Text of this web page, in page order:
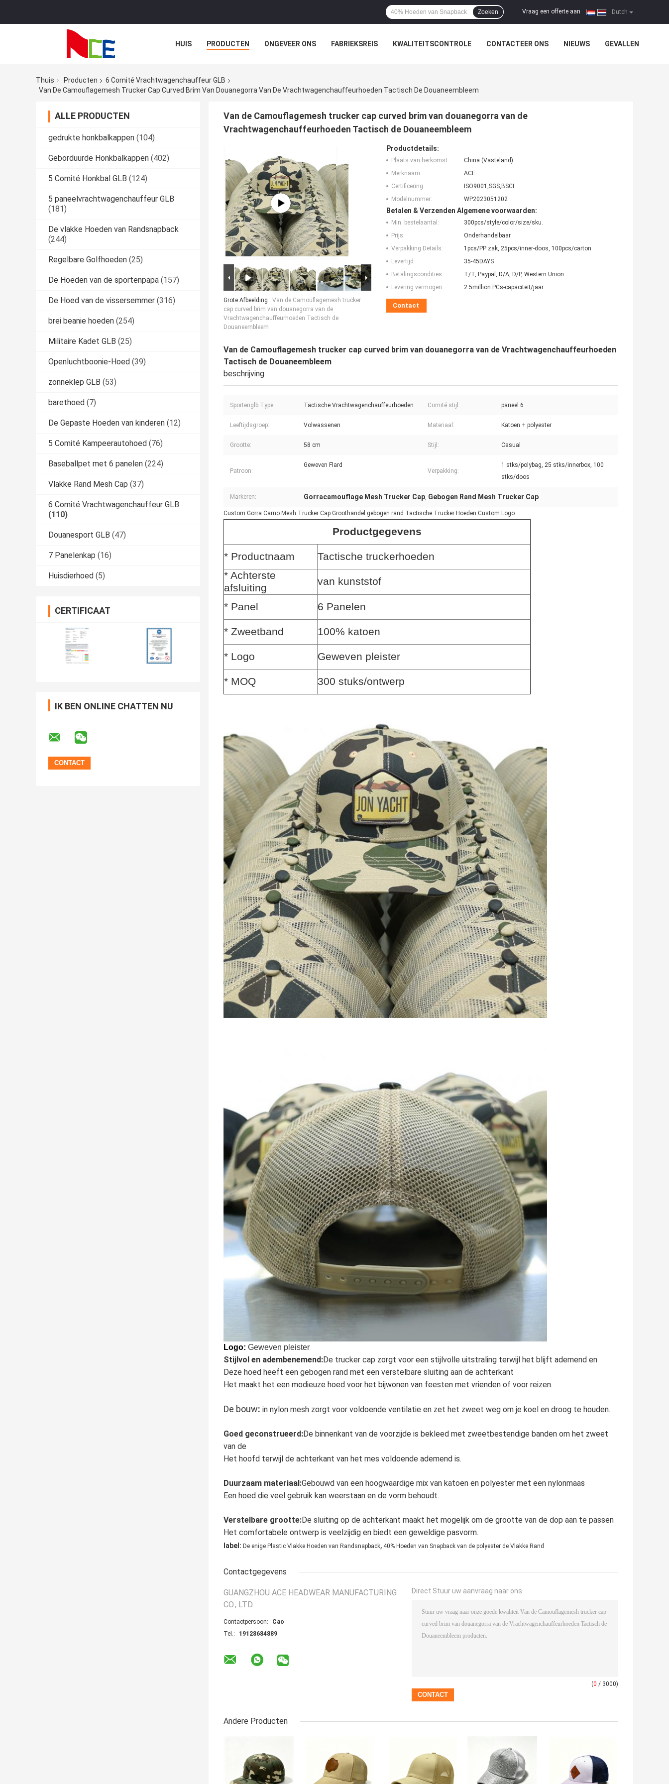
Dutch
Vraag een offerte aan
Zoeken
HUIS PRODUCTEN ONGEVEER ONS FABRIEKSREIS KWALITEITSCONTROLE CONTACTEER ONS NIEUWS GEVALLEN
Thuis Producten
6 Comité Vrachtwagenchauffeur GLB
Van De Camouflagemesh Trucker Cap Curved Brim Van Douanegorra Van De Vrachtwagenchauffeurhoeden Tactisch De Douaneembleem
ALLE PRODUCTEN
gedrukte honkbalkappen (104)
Geborduurde Honkbalkappen (402)
5 Comité Honkbal GLB (124)
5 paneelvrachtwagenchauffeur GLB
(181)
De vlakke Hoeden van Randsnapback
(244)
Regelbare Golfhoeden (25)
De Hoeden van de sportenpapa (157)
De Hoed van de vissersemmer (316)
brei beanie hoeden (254)
Militaire Kadet GLB (25)
Openluchtboonie-Hoed (39)
zonneklep GLB (53)
barethoed (7)
De Gepaste Hoeden van kinderen (12)
5 Comité Kampeerautohoed (76)
Baseballpet met 6 panelen (224)
Vlakke Rand Mesh Cap (37)
6 Comité Vrachtwagenchauffeur GLB
(110)
Douanesport GLB (47)
7 Panelenkap (16)
Huisdierhoed (5)
CERTIFICAAT
IK BEN ONLINE CHATTEN NU
Van de Camouflagemesh trucker cap curved brim van douanegorra van de
Vrachtwagenchauffeurhoeden Tactisch de Douaneembleem
Grote Afbeelding : Van de Camouflagemesh trucker
cap curved brim van douanegorra van de
Vrachtwagenchauffeurhoeden Tactisch de
Douaneembleem
Productdetails:
Plaats van herkomst:
China (Vasteland)
Merknaam:
ACE
Certificering:
ISO9001,SGS,BSCI
Modelnummer:
WP2023051202
Betalen & Verzenden Algemene voorwaarden:
Min. bestelaantal:
300pcs/style/color/size/sku.
Prijs:
Onderhandelbaar
Verpakking Details:
1pcs/PP zak, 25pcs/inner-doos, 100pcs/carton
Levertijd:
35-45DAYS
Betalingscondities:
T/T, Paypal, D/A, D/P, Western Union
Levering vermogen:
2.5million PCs-capaciteit/jaar
Contact
Van de Camouflagemesh trucker cap curved brim van douanegorra van de Vrachtwagenchauffeurhoeden
Tactisch de Douaneembleem
beschrijving
Sportenglb Type: Tactische Vrachtwagenchauffeurhoeden Comité stijl: paneel 6
Leeftijdsgroep: Volwassenen Materiaal: Katoen + polyester
Grootte: 58 cm Stijl: Casual
Patroon:
Geweven Flard
Verpakking:
1 stks/polybag, 25 stks/innerbox, 100
stks/doos
Markeren: Gorracamouflage Mesh Trucker Cap Gebogen Rand Mesh Trucker Cap
Custom Gorra Camo Mesh Trucker Cap Groothandel gebogen rand Tactische Trucker Hoeden Custom Logo
Productgegevens
* Productnaam
Tactische truckerhoeden
* Achterste
afsluiting
van kunststof
* Panel 6 Panelen
* Zweetband 100% katoen
* Logo Geweven pleister
* MOQ 300 stuks/ontwerp
Logo: Geweven pleister
Stijlvol en adembenemend:De trucker cap zorgt voor een stijlvolle uitstraling terwijl het blijft ademend en
Deze hoed heeft een gebogen rand met een verstelbare sluiting aan de achterkant
Het maakt het een modieuze hoed voor het bijwonen van feesten met vrienden of voor reizen.
De bouw: in nylon mesh zorgt voor voldoende ventilatie en zet het zweet weg om je koel en droog te houden.
Goed geconstrueerd:De binnenkant van de voorzijde is bekleed met zweetbestendige banden om het zweet
van de
Het hoofd terwijl de achterkant van het mes voldoende ademend is.
Duurzaam materiaal:Gebouwd van een hoogwaardige mix van katoen en polyester met een nylonmaas
Een hoed die veel gebruik kan weerstaan en de vorm behoudt.
Verstelbare grootte:De sluiting op de achterkant maakt het mogelijk om de grootte van de dop aan te passen
Het comfortabele ontwerp is veelzijdig en biedt een geweldige pasvorm.
label: De enige Plastic Vlakke Hoeden van Randsnapback, 40% Hoeden van Snapback van de polyester de Vlakke Rand
Contactgegevens
GUANGZHOU ACE HEADWEAR MANUFACTURING
CO., LTD.
Contactpersoon:
Cao
Tel.:
19128684889
Direct Stuur uw aanvraag naar ons
(0 / 3000)
Andere Producten